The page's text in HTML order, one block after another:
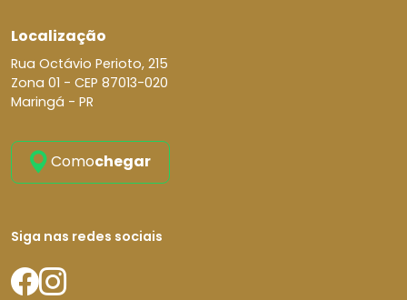
Localização
Rua Octávio Perioto, 215
Zona 01 - CEP 87013-020
Maringá - PR
Comochegar
Siga nas redes sociais